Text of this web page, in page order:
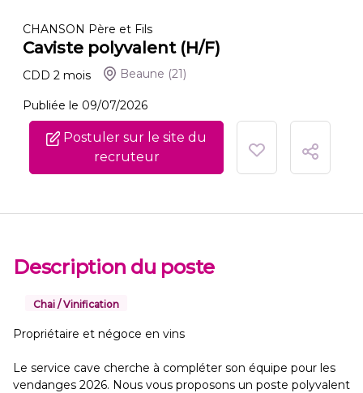
CHANSON Père et Fils
Caviste polyvalent (H/F)
CDD 2 mois Beaune (21)
Publiée le 09/07/2026
Postuler sur le site du
recruteur
Description du poste
Chai / Vinification
Propriétaire et négoce en vins
Le service cave cherche à compléter son équipe pour les
vendanges 2026. Nous vous proposons un poste polyvalent